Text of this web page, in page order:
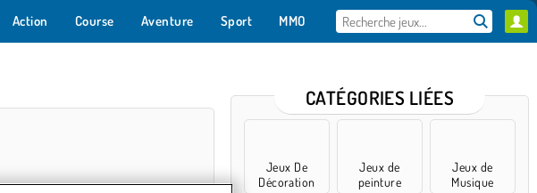
Action Course Aventure Sport MMO
CATÉGORIES LIÉES
Jeux De
Décoration
Jeux de
peinture
Jeux de
Musique